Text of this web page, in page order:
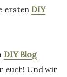
ersten DIY
DIY Blog
euch! Und wir